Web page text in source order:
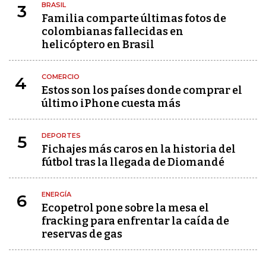
3 BRASIL
Familia comparte últimas fotos de
colombianas fallecidas en
helicóptero en Brasil
4 COMERCIO
Estos son los países donde comprar el
último iPhone cuesta más
5 DEPORTES
Fichajes más caros en la historia del
fútbol tras la llegada de Diomandé
6 ENERGÍA
Ecopetrol pone sobre la mesa el
fracking para enfrentar la caída de
reservas de gas